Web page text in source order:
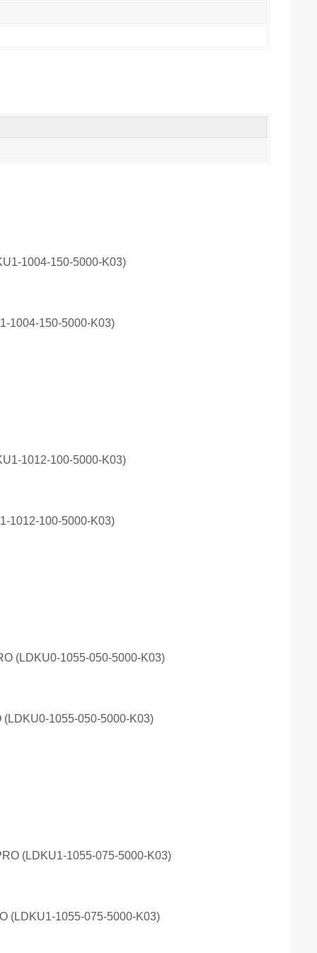
1004-150-5000-K03)
1012-100-5000-K03)
1055-050-5000-K03)
(LDKU1-1055-075-5000-K03)